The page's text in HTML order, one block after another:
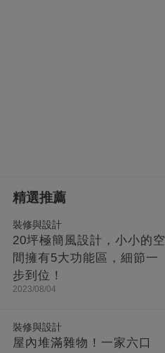
精選推薦
裝修與設計
20坪極簡風設計，小小的空
間擁有5大功能區，細節一
步到位！
2023/08/04
裝修與設計
屋內堆滿雜物！一家六口